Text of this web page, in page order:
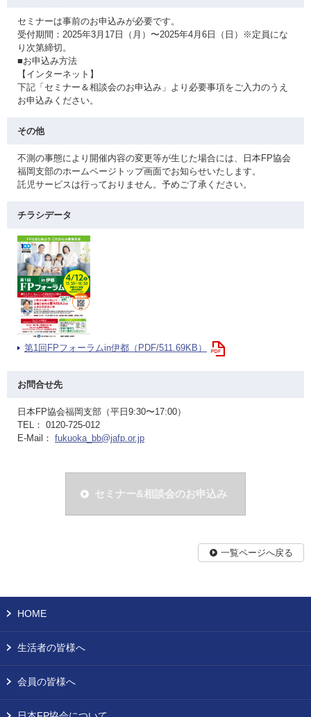
セミナーは事前のお申込みが必要です。
受付期間：2025年3月17日（月）〜2025年4月6日（日）※定員にな
り次第締切。
■お申込み方法
【インターネット】
下記「セミナー＆相談会のお申込み」より必要事項をご入力のうえ
お申込みください。
その他
不測の事態により開催内容の変更等が生じた場合には、日本FP協会
福岡支部のホームページトップ画面でお知らせいたします。
託児サービスは行っておりません。予めご了承ください。
チラシデータ
第1回FPフォーラムin伊都（PDF/511.69KB）
お問合せ先
日本FP協会福岡支部（平日9:30〜17:00）
TEL： 0120-725-012
E-Mail： fukuoka_bb@jafp.or.jp
セミナー&相談会のお申込み
一覧ページへ戻る
HOME
生活者の皆様へ
会員の皆様へ